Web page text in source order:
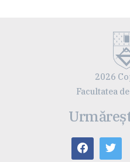
2026
Facultatea